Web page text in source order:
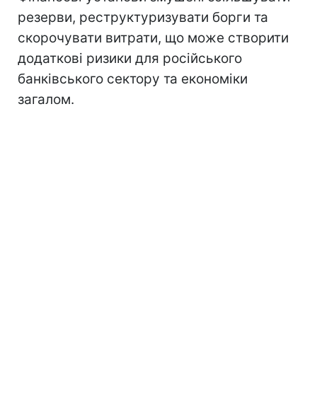
резерви, реструктуризувати борги та
скорочувати витрати, що може створити
додаткові ризики для російського
банківського сектору та економіки
загалом.